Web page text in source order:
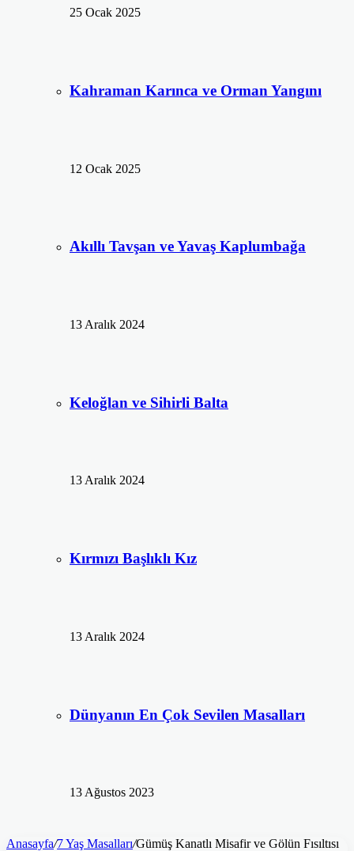
25 Ocak 2025
Kahraman Karınca ve Orman Yangını
12 Ocak 2025
Akıllı Tavşan ve Yavaş Kaplumbağa
13 Aralık 2024
Keloğlan ve Sihirli Balta
13 Aralık 2024
Kırmızı Başlıklı Kız
13 Aralık 2024
Dünyanın En Çok Sevilen Masalları
13 Ağustos 2023
Anasayfa/7 Yaş Masalları/Gümüş Kanatlı Misafir ve Gölün Fısıltısı